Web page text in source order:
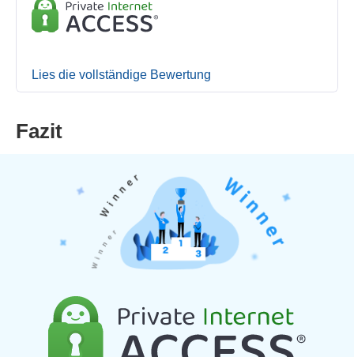
Lies die vollständige Bewertung
Fazit